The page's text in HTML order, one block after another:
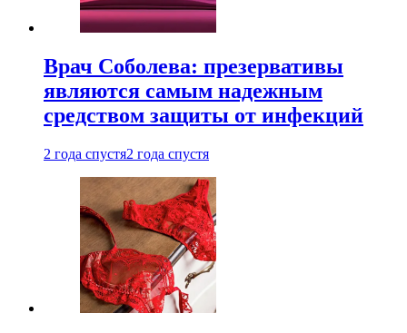
Врач Соболева: презервативы
являются самым надежным
средством защиты от инфекций
2 года спустя2 года спустя